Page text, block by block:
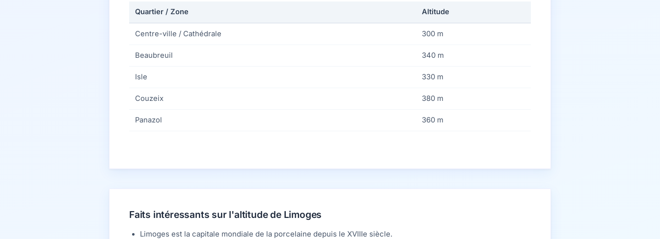
Quartier / Zone Altitude
Centre-ville / Cathédrale 300 m
Beaubreuil 340 m
Isle 330 m
Couzeix 380 m
Panazol 360 m
Faits intéressants sur l'altitude de Limoges
Limoges est la capitale mondiale de la porcelaine depuis le XVIIIe siècle.